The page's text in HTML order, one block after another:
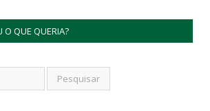
O QUE QUERIA?